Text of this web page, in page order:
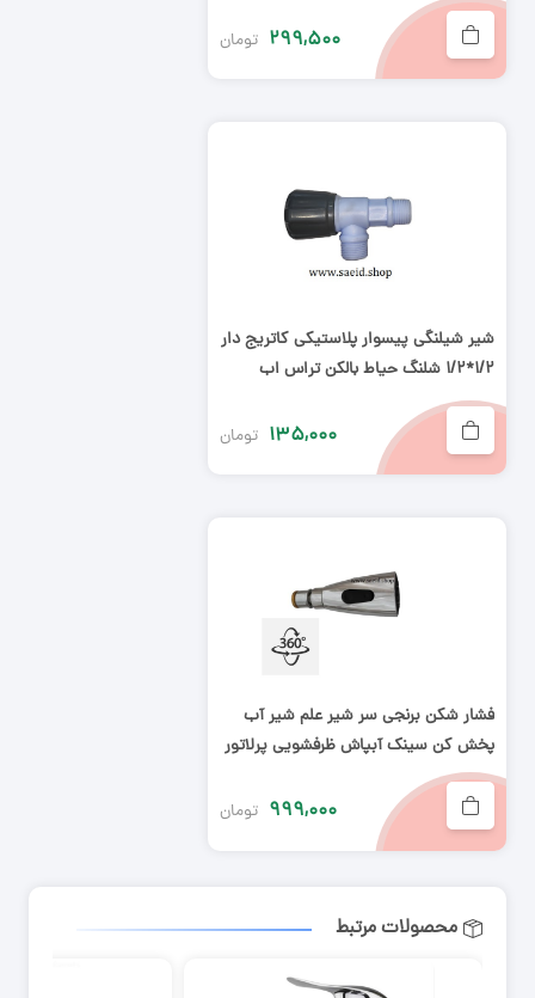
۲۹۹,۵۰۰ تومان
شیر شیلنگی پیسوار پلاستیکی کاتریج دار
۱/۲*۱/۲ شلنگ حیاط بالکن تراس اب
خوری پشت بام
۱۳۵,۰۰۰ تومان
فشار شکن برنجی سر شیر علم شیر آب
پخش کن سینک آبپاش ظرفشویی پرلاتور
آب پودر کن دو حالته کروم
۹۹۹,۰۰۰ تومان
محصولات مرتبط